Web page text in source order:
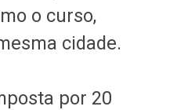
o curso,
cidade.
por 20